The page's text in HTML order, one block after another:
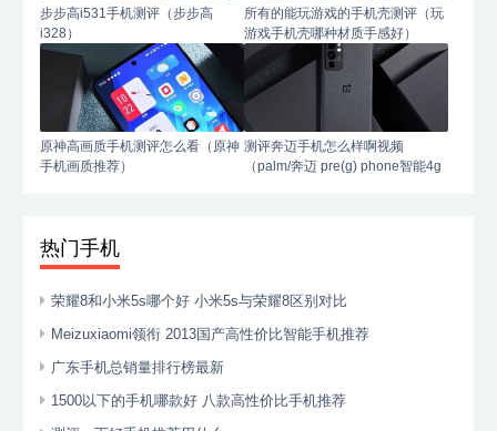
步步高i531手机测评（步步高
i328）
所有的能玩游戏的手机壳测评（玩
游戏手机壳哪种材质手感好）
原神高画质手机测评怎么看（原神
手机画质推荐）
测评奔迈手机怎么样啊视频
（palm/奔迈 pre(g) phone智能4g
热门手机
荣耀8和小米5s哪个好 小米5s与荣耀8区别对比
Meizuxiaomi领衔 2013国产高性价比智能手机推荐
广东手机总销量排行榜最新
1500以下的手机哪款好 八款高性价比手机推荐